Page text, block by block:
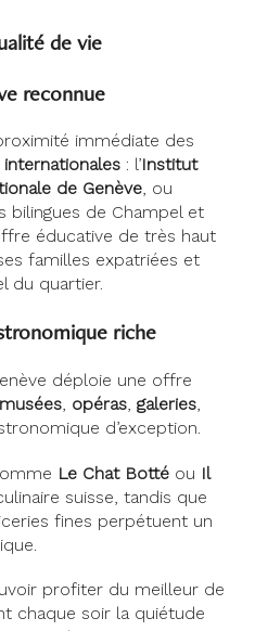
de vie
reconnue
immédiate des
: l’Institut
de Genève, ou
bilingues de Champel et
éducative de très haut
familles expatriées et
du quartier.
riche
déploie une offre
musées opéras galeries
d’exception.
Le Chat Botté ou Il
suisse, tandis que
fines perpétuent un
profiter du meilleur de
chaque soir la quiétude